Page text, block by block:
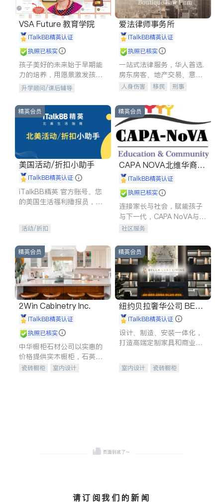
VSA Future 教育学院
iTalkBB精英认证
执照已核实
孩子美好的未来始于早期能
力的培养，用愿景激发孩子
的学习潜力和动力。理念：
拥有成长型心态是成功的基
石。
升学顾问/课后辅导
爱法律师事务所
iTalkBB精英认证
执照已核实
一站式法律服务，华人首选.
房东房客、地产交易、意外
伤害、车祸重伤、商业诉
建筑合同、刑事案件全包办
人身伤害 移民
刑事
信托/遗嘱
商业
索赔
律师-其它 保释
精英会员
美国活动/折扣小助手
iTalkBB精英认证
iTalkBB精英 官方账号。您
的美国生活福利播报员，精
专属福利。
活动/折扣
精英会员
CAPA NOVA北维华裔家
长会iTalkBB精英认证
执照已核实
连接家长与社会，赋能孩子
与下一代，CAPA NoVA与您
携手建设包容、公平、充满
社区服务
精英会员
2Win Cabinetry Inc.
iTalkBB精英认证
执照已核实
中华橱柜石材公司以实惠的
价格提供实木橱柜，石英石
台面，多种优质不锈钢水
瓷砖橱柜
室内设计
精英会员
纽约贝拉奢华公司 BELL
A LUXE
iTalkBB精英认证
设计、制造、安装一体化，
打造高端定制家具和商业空
室内设计
瓷砖橱柜
请订阅我们的新闻